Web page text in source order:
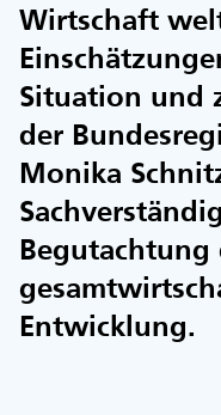
Wirtschaft
Situation und
der
Monika
Begutachtung
Entwicklung.